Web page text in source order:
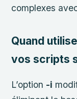
complexes
Quand
vos scripts
L’option -i